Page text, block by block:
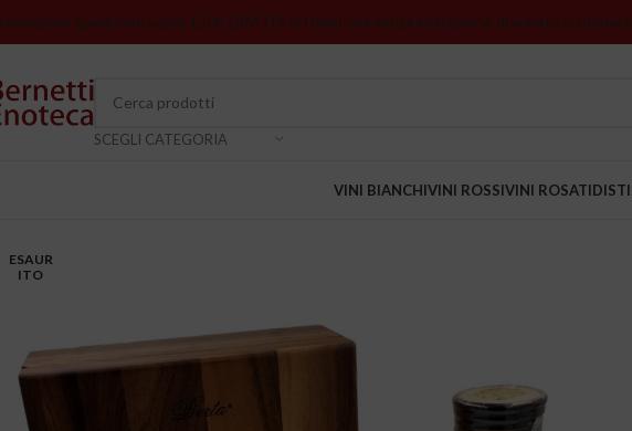
Spedizioni sopra 150€ GRATIS in ItaliaI vini senza indicazione di annata si
SCEGLI CATEGORIA
VINI BIANCHIVINI ROSSIVINI ROSATI
ESAUR
ITO